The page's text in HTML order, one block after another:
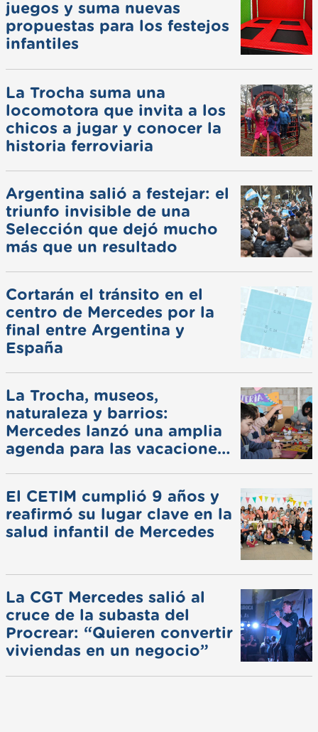
juegos y suma nuevas
propuestas para los festejos
infantiles
La Trocha suma una
locomotora que invita a los
chicos a jugar y conocer la
historia ferroviaria
Argentina salió a festejar: el
triunfo invisible de una
Selección que dejó mucho
más que un resultado
Cortarán el tránsito en el
centro de Mercedes por la
final entre Argentina y
España
La Trocha, museos,
naturaleza y barrios:
Mercedes lanzó una amplia
agenda para las vacaciones
El CETIM cumplió 9 años y
reafirmó su lugar clave en la
salud infantil de Mercedes
La CGT Mercedes salió al
cruce de la subasta del
Procrear: “Quieren convertir
viviendas en un negocio”